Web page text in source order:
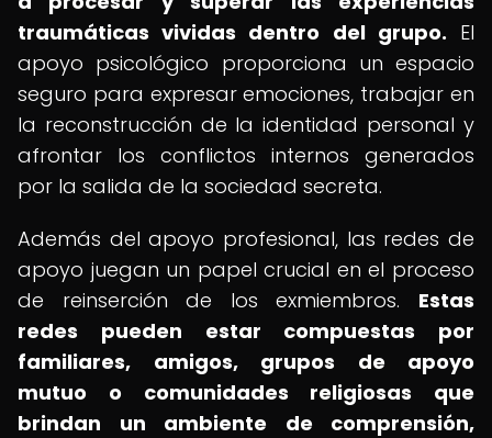
traumáticas vividas dentro del grupo. El
apoyo psicológico proporciona un espacio
seguro para expresar emociones, trabajar en
la reconstrucción de la identidad personal y
afrontar los conflictos internos generados
por la salida de la sociedad secreta.
Además del apoyo profesional, las redes de
apoyo juegan un papel crucial en el proceso
de reinserción de los exmiembros. Estas
redes pueden estar compuestas por
familiares, amigos, grupos de apoyo
mutuo o comunidades religiosas que
brindan un ambiente de comprensión,